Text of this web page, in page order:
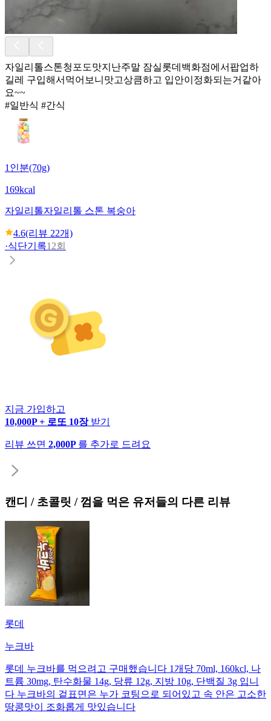
자일리톨스톤청포도맛지난주말 잠실롯데백화점에서팝업하
길레 구입해서먹어보니맛고상큼하고 입안이정화되는거같아
요~~
#일반식 #간식
1인분(70g)
169kcal
자일리톨자일리톨 스톤 복숭아
4.6(리뷰 22개)
·식단기록12회
지금 가입하고
10,000P + 로또 10장 받기
리뷰 쓰면 2,000P 를 추가로 드려요
캔디 / 초콜릿 / 껌을 먹은 유저들의 다른 리뷰
롯데
누크바
롯데 누크바를 먹으려고 구매했습니다 1개당 70ml, 160kcl, 나
트륨 30mg, 탄수화물 14g, 당류 12g, 지방 10g, 단백질 3g 입니
다 누크바의 겉표면은 누가 코팅으로 되어있고 속 안은 고소한
땅콩맛이 조화롭게 맛있습니다